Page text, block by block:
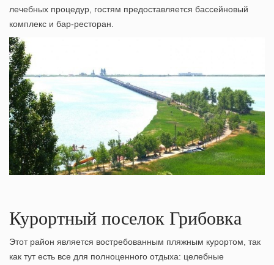
лечебных процедур, гостям предоставляется бассейновый
комплекс и бар-ресторан.
Курортный поселок Грибовка
Этот район является востребованным пляжным курортом, так
как тут есть все для полноценного отдыха: целебные